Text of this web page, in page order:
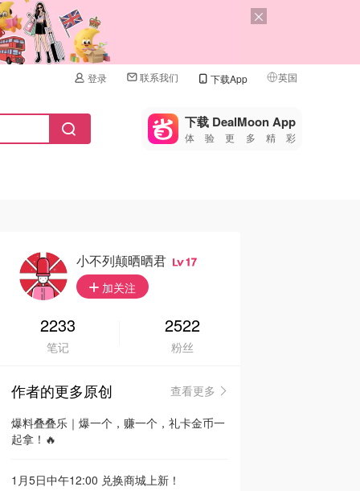
登录 联系我们 下载App 英国
🇺🇸
🇨🇳 中国
🇩🇪
🇮🇹
🇦🇺
🇳🇿新西兰
下载 DealMoon App
体验更多精彩
小不列颠晒晒君 17
加关注
2233
笔记
2522
粉丝
作者的更多原创
查看更多
爆料叠叠乐｜爆一个，赚一个，礼卡金币一
起拿！🔥
1月5日中午12:00 兑换商城上新！